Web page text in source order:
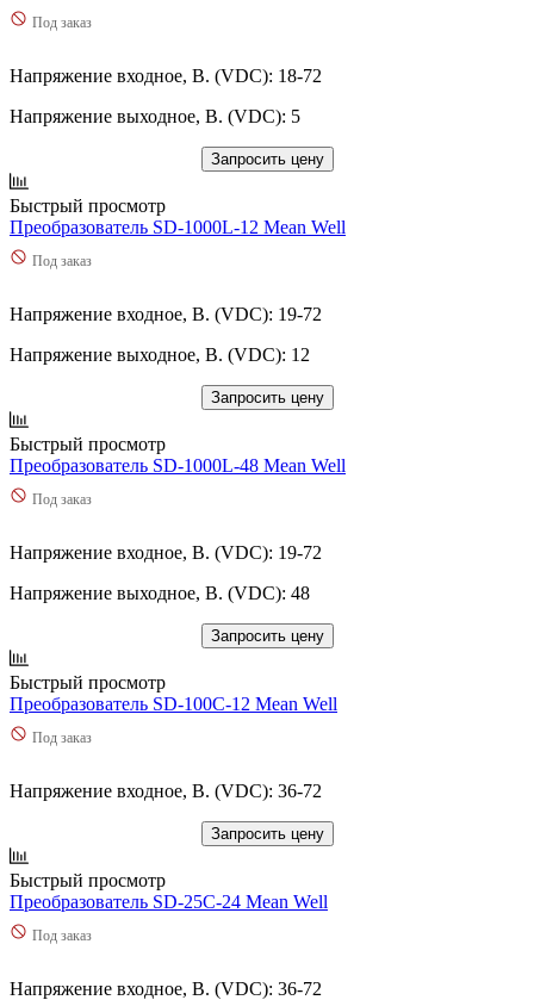
Под заказ
Напряжение входное, В. (VDC): 18-72
Напряжение выходное, В. (VDC): 5
Запросить цену
Быстрый просмотр
Преобразователь SD-1000L-12 Mean Well
Под заказ
Напряжение входное, В. (VDC): 19-72
Напряжение выходное, В. (VDC): 12
Запросить цену
Быстрый просмотр
Преобразователь SD-1000L-48 Mean Well
Под заказ
Напряжение входное, В. (VDC): 19-72
Напряжение выходное, В. (VDC): 48
Запросить цену
Быстрый просмотр
Преобразователь SD-100C-12 Mean Well
Под заказ
Напряжение входное, В. (VDC): 36-72
Запросить цену
Быстрый просмотр
Преобразователь SD-25C-24 Mean Well
Под заказ
Напряжение входное, В. (VDC): 36-72